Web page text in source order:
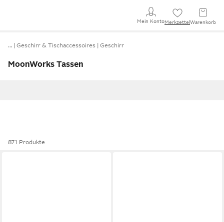
Mein KontoMerkzettel Warenkorb
… Geschirr & Tischaccessoires Geschirr
MoonWorks Tassen
871 Produkte